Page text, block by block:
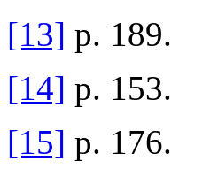
[13] p. 189.
[14] p. 153.
[15] p. 176.